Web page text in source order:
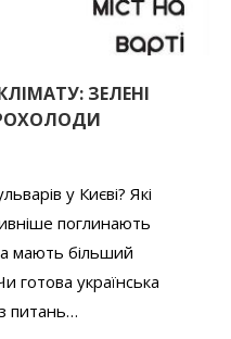
ЗЕЛЕНІ
у Києві? Які
поглинають
мають більший
готова українська
питань…